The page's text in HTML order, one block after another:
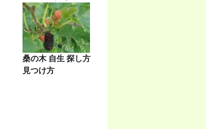
桑の木 自生 探し方
見つけ方